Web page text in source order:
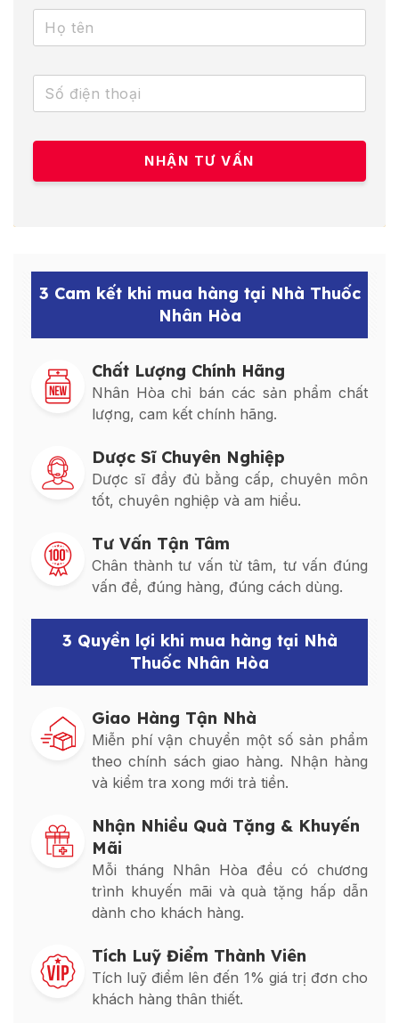
3 Cam kết khi mua hàng tại Nhà Thuốc
Nhân Hòa
Chất Lượng Chính Hãng
Nhân Hòa chỉ bán các sản phẩm chất
lượng, cam kết chính hãng.
Dược Sĩ Chuyên Nghiệp
Dược sĩ đầy đủ bằng cấp, chuyên môn
tốt, chuyên nghiệp và am hiểu.
Tư Vấn Tận Tâm
Chân thành tư vấn từ tâm, tư vấn đúng
vấn đề, đúng hàng, đúng cách dùng.
3 Quyền lợi khi mua hàng tại Nhà
Thuốc Nhân Hòa
Giao Hàng Tận Nhà
Miễn phí vận chuyển một số sản phẩm
theo chính sách giao hàng. Nhận hàng
và kiểm tra xong mới trả tiền.
Nhận Nhiều Quà Tặng & Khuyến
Mãi
Mỗi tháng Nhân Hòa đều có chương
trình khuyến mãi và quà tặng hấp dẫn
dành cho khách hàng.
Tích Luỹ Điểm Thành Viên
Tích luỹ điểm lên đến 1% giá trị đơn cho
khách hàng thân thiết.